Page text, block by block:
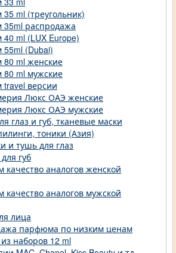
ml (треугольник)
распродажа
ml (LUX Europe)
(Dubai)
ml женские
ml мужские
версии
Люкс ОАЭ женские
Люкс ОАЭ мужские
глаз и губ, тканевые маски
тоники (Азия)
и тушь для глаз
губ
качество аналогов женской
качество аналогов мужской
лица
парфюма по низким ценам
наборов 12 ml